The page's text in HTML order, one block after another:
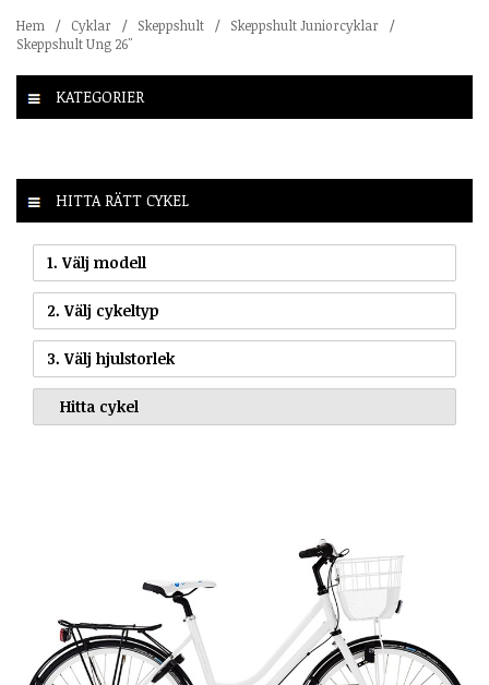
Hem / Cyklar / Skeppshult / Skeppshult Juniorcyklar
/
Skeppshult Ung 26"
KATEGORIER
HITTA RÄTT CYKEL
1. Välj modell
2. Välj cykeltyp
3. Välj hjulstorlek